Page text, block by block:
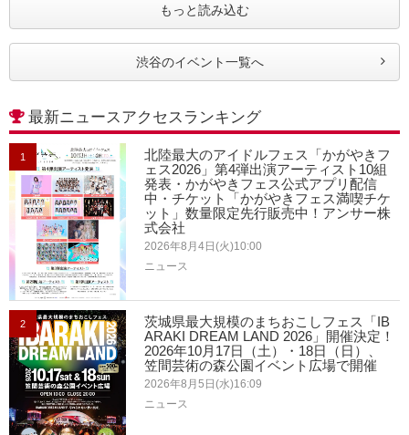
もっと読み込む
渋谷のイベント一覧へ
最新ニュースアクセスランキング
1
北陸最大のアイドルフェス「かがやきフ
ェス2026」第4弾出演アーティスト10組
発表・かがやきフェス公式アプリ配信
中・チケット「かがやきフェス満喫チケ
ット」数量限定先行販売中！アンサー株
式会社
2026年8月4日(火)10:00
ニュース
2
茨城県最大規模のまちおこしフェス「IB
ARAKI DREAM LAND 2026」開催決定！
2026年10月17日（土）・18日（日）、
笠間芸術の森公園イベント広場で開催
2026年8月5日(水)16:09
ニュース